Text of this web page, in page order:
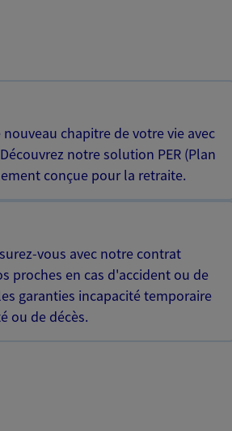
chapitre de votre vie avec
notre solution PER (Plan
conçue pour la retraite.
vous avec notre contrat
proches en cas d'accident ou de
garanties incapacité temporaire
ou de décès.